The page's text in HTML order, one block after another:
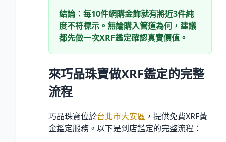
結論：每10件網購金飾就有將近3件純
度不符標示。無論購入管道為何，建議
都先做一次XRF鑑定確認真實價值。
來巧品珠寶做XRF鑑定的完整
流程
巧品珠寶位於台北市大安區 ，提供免費XRF黃
金鑑定服務。以下是到店鑑定的完整流程：